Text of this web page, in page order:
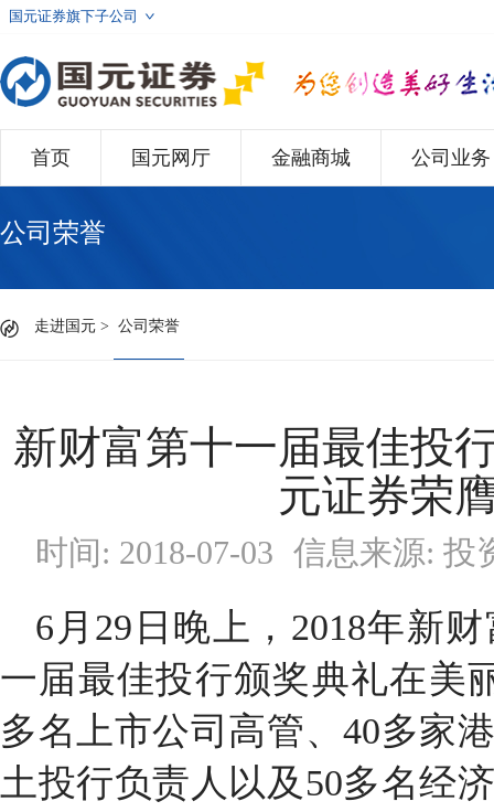
国元证券旗下子公司
首页 国元网厅 金融商城 公司业务
公司荣誉
走进国元 > 公司荣誉
新财富第十一届最佳投
元证券荣
时间: 2018-07-03 信息来源: 投
6 月 29 日晚上， 2018年新
一届最佳投行颁奖典礼在美
多名上市公司高管、40多家
土投行负责人以及 50多名经